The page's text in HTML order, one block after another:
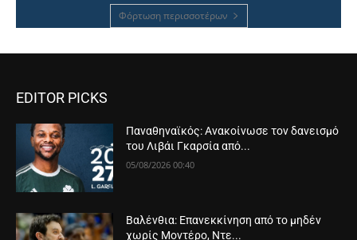
Φόρτωση περισσοτέρων
EDITOR PICKS
Παναθηναϊκός: Ανακοίνωσε τον δανεισμό
του Λιβάι Γκαρσία από...
05/08/2026 00:40
Βαλένθια: Επανεκκίνηση από το μηδέν
χωρίς Μοντέρο, Ντε...